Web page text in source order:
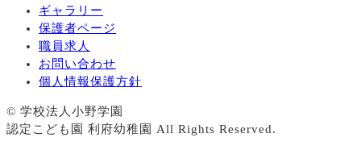
ギャラリー
保護者ページ
職員求人
お問い合わせ
個人情報保護方針
© 学校法人小野学園
認定こども園 利府幼稚園 All Rights Reserved.